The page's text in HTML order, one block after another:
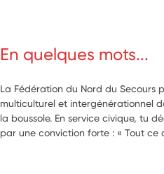
En quelques mots...
La Fédération du Nord du Secours
multiculturel et intergénérationnel
la boussole. En service civique, tu
par une conviction forte : « Tout ce